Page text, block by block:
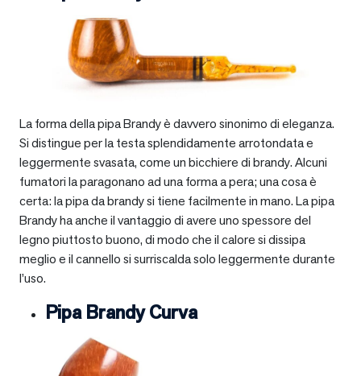
La forma della pipa Brandy è davvero sinonimo di eleganza.
Si distingue per la testa splendidamente arrotondata e
leggermente svasata, come un bicchiere di brandy. Alcuni
fumatori la paragonano ad una forma a pera; una cosa è
certa: la pipa da brandy si tiene facilmente in mano. La pipa
Brandy ha anche il vantaggio di avere uno spessore del
legno piuttosto buono, di modo che il calore si dissipa
meglio e il cannello si surriscalda solo leggermente durante
l’uso.
Pipa Brandy Curva